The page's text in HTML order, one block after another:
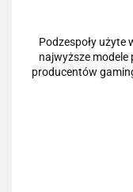
Podzespoły użyte
najwyższe modele
producentów